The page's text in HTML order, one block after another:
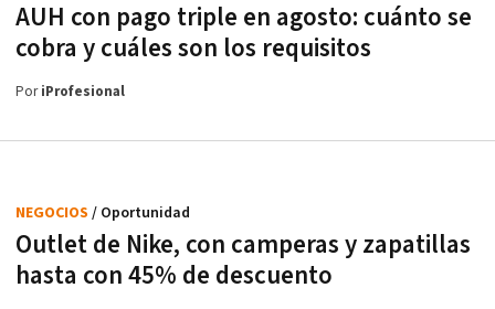
AUH con pago triple en agosto: cuánto se
cobra y cuáles son los requisitos
PoriProfesional
Outlet de Nike, con camperas y zapatillas
hasta con 45% de descuento
NEGOCIOS / Oportunidad